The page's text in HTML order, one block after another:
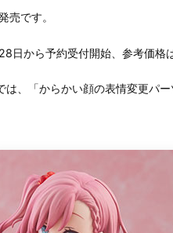
売です。
日から予約受付開始、参考価格
は、「からかい顔の表情変更パ